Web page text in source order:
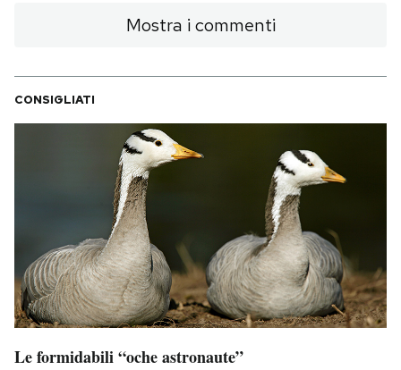
Mostra i commenti
CONSIGLIATI
Le formidabili “oche astronaute”